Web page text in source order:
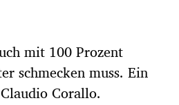
mit 100 Prozent
schmecken muss. Ein
Corallo.